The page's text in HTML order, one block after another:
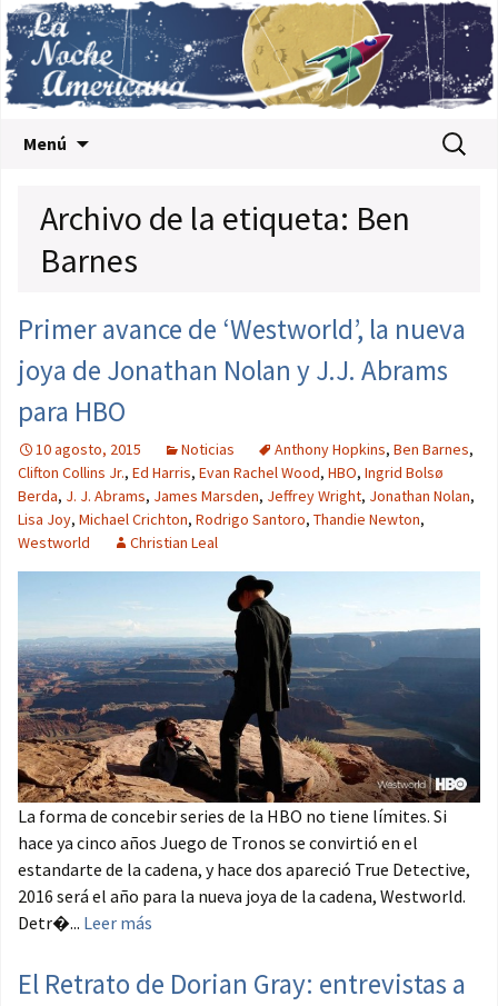
Menú Buscar:
Archivo de la etiqueta: Ben
Barnes
Primer avance de ‘Westworld’, la nueva
joya de Jonathan Nolan y J.J. Abrams
para HBO
10 agosto, 2015 Noticias Anthony Hopkins, Ben Barnes,
Clifton Collins Jr., Ed Harris, Evan Rachel Wood, HBO, Ingrid Bolsø
Berda, J. J. Abrams, James Marsden, Jeffrey Wright, Jonathan Nolan,
Lisa Joy, Michael Crichton, Rodrigo Santoro, Thandie Newton,
Westworld
Christian Leal
La forma de concebir series de la HBO no tiene límites. Si
hace ya cinco años Juego de Tronos se convirtió en el
estandarte de la cadena, y hace dos apareció True Detective,
2016 será el año para la nueva joya de la cadena, Westworld.
Detr�... Leer más
El Retrato de Dorian Gray: entrevistas a